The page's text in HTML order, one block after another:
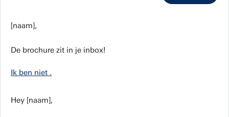
[naam],
De brochure zit in je inbox!
Ik ben niet .
Hey [naam],